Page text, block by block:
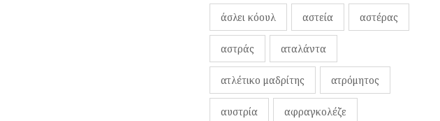
άσλει κόουλ αστεία αστέρας
αστράς αταλάντα
ατλέτικο μαδρίτης ατρόμητος
αυστρία αφραγκολέζε